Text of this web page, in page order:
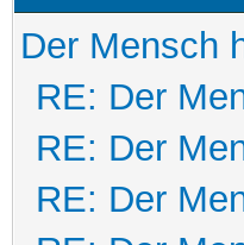
Der Mensch
RE: Der
RE: Der
RE: Der